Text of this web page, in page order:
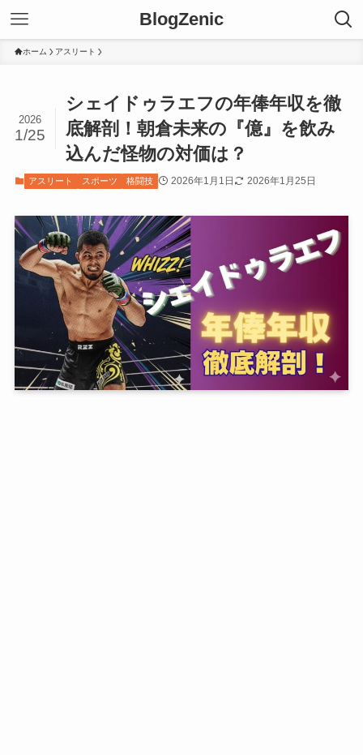
BlogZenic
ホーム アスリート
シェイドゥラエフの年俸年収を徹
底解剖！朝倉未来の『億』を飲み
込んだ怪物の対価は？
2026
1/25
アスリート スポーツ 格闘技 2026年1月1日 2026年1月25日